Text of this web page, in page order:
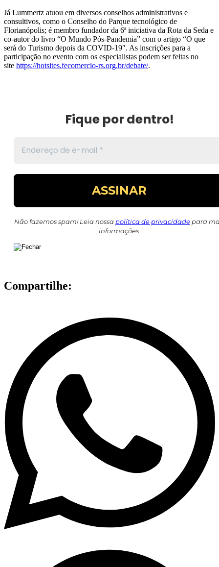
Já Lummertz atuou em diversos conselhos administrativos e
consultivos, como o Conselho do Parque tecnológico de
Florianópolis; é membro fundador da 6ª iniciativa da Rota da Seda e
co-autor do livro “O Mundo Pós-Pandemia” com o artigo “O que
será do Turismo depois da COVID-19″. As inscrições para a
participação no evento com os especialistas podem ser feitas no
site https://hotsites.fecomercio-rs.org.br/debate/.
Fique por dentro!
Não fazemos spam! Leia nossapolítica de privacidadepara
informações.
Compartilhe: